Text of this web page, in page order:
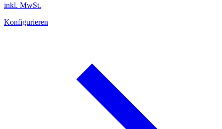
inkl. MwSt.
Konfigurieren